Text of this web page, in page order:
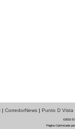
| CorredorNews| Punto D Vista
©2010 El
Página Optimizada